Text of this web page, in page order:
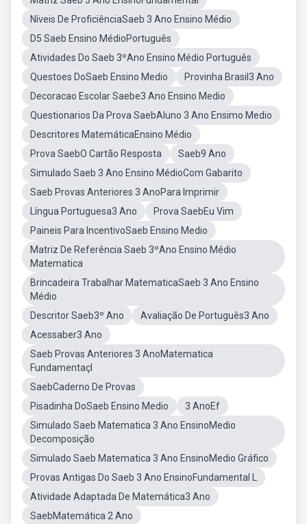
Níveis De ProficiênciaSaeb 3 Ano Ensino Médio
D5 Saeb Ensino MédioPortuguês
Atividades Do Saeb 3ºAno Ensino Médio Português
Questoes DoSaeb Ensino Medio
Provinha Brasil3 Ano
Decoracao Escolar Saebe3 Ano Ensino Medio
Questionarios Da Prova SaebAluno 3 Ano Ensimo Medio
Descritores MatemáticaEnsino Médio
Prova SaebO Cartão Resposta
Saeb9 Ano
Simulado Saeb 3 Ano Ensino MédioCom Gabarito
Saeb Provas Anteriores 3 AnoPara Imprimir
Língua Portuguesa3 Ano
Prova SaebEu Vim
Paineis Para IncentivoSaeb Ensino Medio
Matriz De Referência Saeb 3ºAno Ensino Médio
Matematica
Brincadeira Trabalhar MatematicaSaeb 3 Ano Ensino
Médio
Descritor Saeb3º Ano
Avaliação De Português3 Ano
Acessaber3 Ano
Saeb Provas Anteriores 3 AnoMatematica
Fundamentaçl
SaebCaderno De Provas
Pisadinha DoSaeb Ensino Medio
3 AnoEf
Simulado Saeb Matematica 3 Ano EnsinoMedio
Decomposição
Simulado Saeb Matematica 3 Ano EnsinoMedio Gráfico
Provas Antigas Do Saeb 3 Ano EnsinoFundamental L
Atividade Adaptada De Matemática3 Ano
SaebMatemática 2 Ano